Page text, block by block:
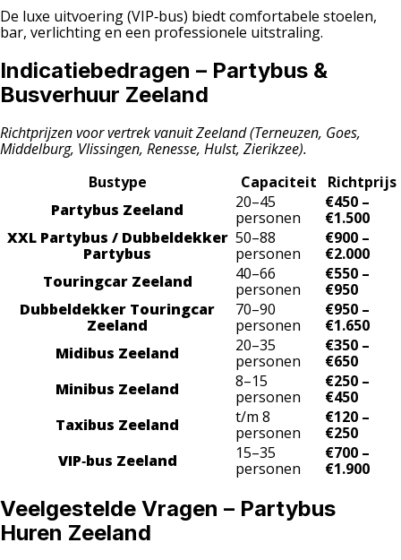
De luxe uitvoering (VIP‑bus) biedt comfortabele stoelen,
bar, verlichting en een professionele uitstraling.
Indicatiebedragen – Partybus &
Busverhuur Zeeland
Richtprijzen voor vertrek vanuit Zeeland (Terneuzen, Goes,
Middelburg, Vlissingen, Renesse, Hulst, Zierikzee).
Bustype
Capaciteit
Richtprijs
Partybus Zeeland
20–45
personen
€450 –
€1.500
XXL Partybus / Dubbeldekker
Partybus
50–88
personen
€900 –
€2.000
Touringcar Zeeland
40–66
personen
€550 –
€950
Dubbeldekker Touringcar
Zeeland
70–90
personen
€950 –
€1.650
Midibus Zeeland
20–35
personen
€350 –
€650
Minibus Zeeland
8–15
personen
€250 –
€450
Taxibus Zeeland
t/m 8
personen
€120 –
€250
VIP‑bus Zeeland
15–35
personen
€700 –
€1.900
Veelgestelde Vragen – Partybus
Huren Zeeland